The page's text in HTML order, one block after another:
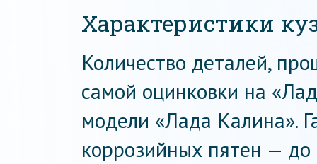
Характеристики
Количество деталей,
самой оцинковки на
модели «Лада Калина».
коррозийных пятен — до